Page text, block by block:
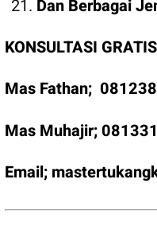
Dan Berbagai
KONSULTASI GRATIS
Mas Fathan;
Mas Muhajir;
Email;